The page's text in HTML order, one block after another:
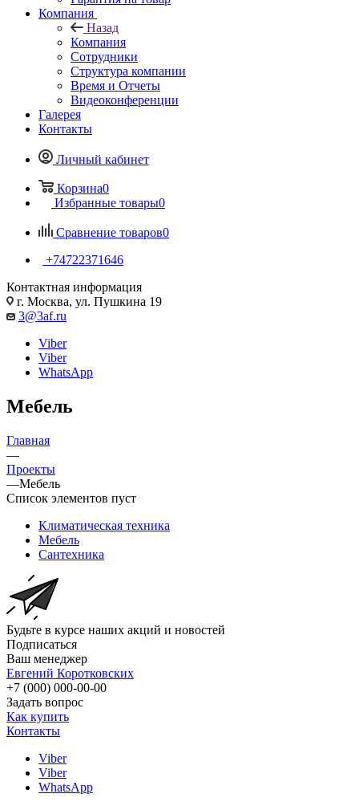
Компания
Назад
Компания
Сотрудники
Структура компании
Время и Отчеты
Видеоконференции
Галерея
Контакты
Личный кабинет
Корзина0
Избранные товары0
Сравнение товаров0
+74722371646
Контактная информация
г. Москва, ул. Пушкина 19
3@3af.ru
Viber
Viber
WhatsApp
Мебель
Главная
—
Проекты
—Мебель
Список элементов пуст
Климатическая техника
Мебель
Сантехника
Будьте в курсе наших акций и новостей
Подписаться
Ваш менеджер
Евгений Коротковских
+7 (000) 000-00-00
Задать вопрос
Как купить
Контакты
Viber
Viber
WhatsApp